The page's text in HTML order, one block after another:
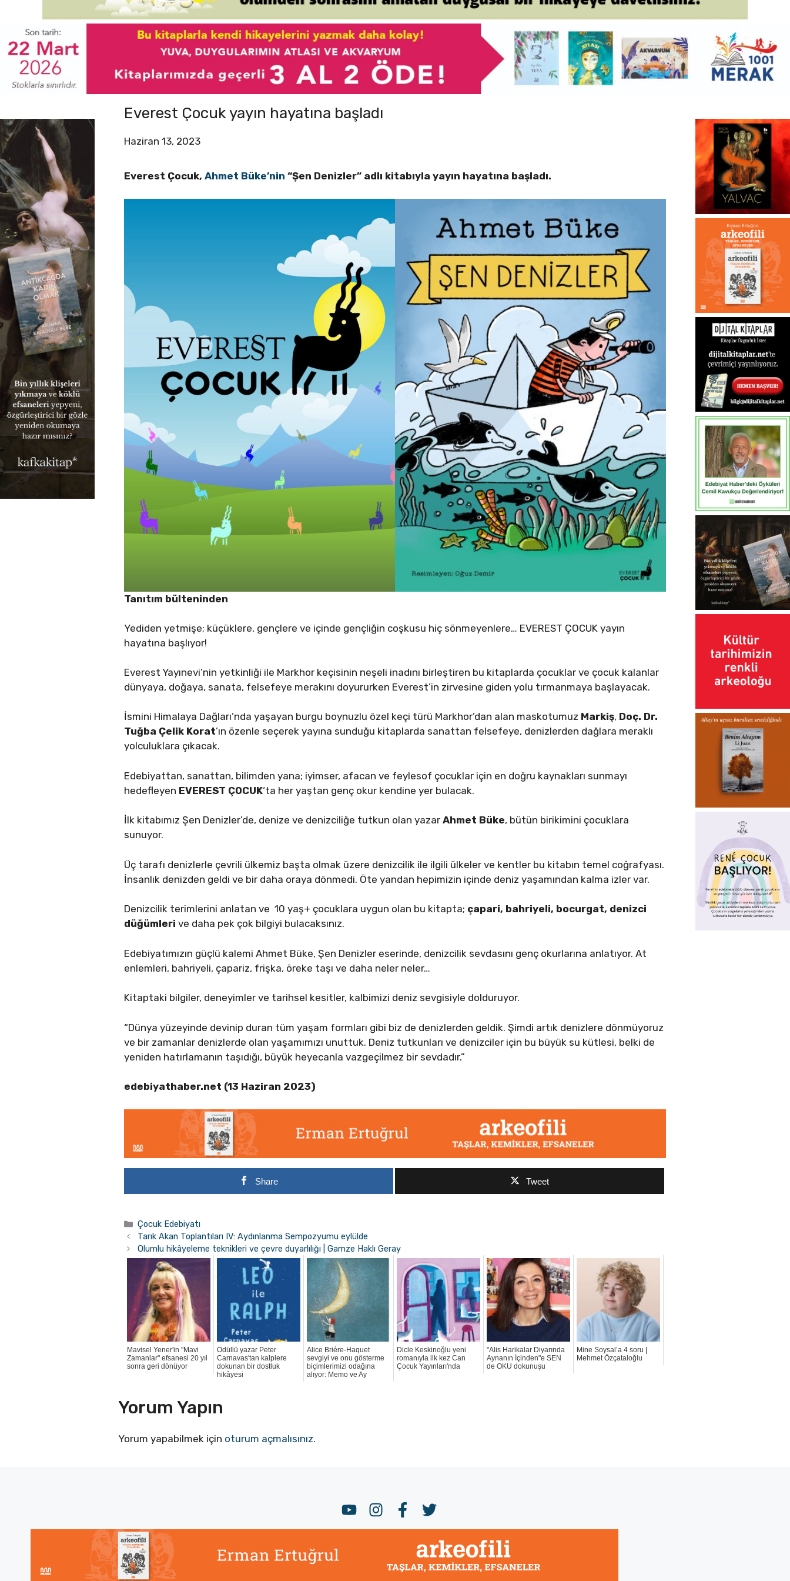
Everest Çocuk yayın hayatına başladı
Haziran 13, 2023
Everest Çocuk,Ahmet Büke’nin “Şen Denizler” adlı kitabıyla yayın hayatına başladı.
Tanıtım bülteninden
Yediden yetmişe; küçüklere, gençlere ve içinde gençliğin coşkusu hiç sönmeyenlere… EVEREST ÇOCUK yayın
hayatına başlıyor!
Everest Yayınevi’nin yetkinliği ile Markhor keçisinin neşeli inadını birleştiren bu kitaplarda çocuklar ve çocuk kalanlar
dünyaya, doğaya, sanata, felsefeye merakını doyururken Everest’in zirvesine giden yolu tırmanmaya başlayacak.
İsmini Himalaya Dağları’nda yaşayan burgu boynuzlu özel keçi türü Markhor’dan alan maskotumuz Markiş, Doç. Dr.
Tuğba Çelik Korat’ın özenle seçerek yayına sunduğu kitaplarda sanattan felsefeye, denizlerden dağlara meraklı
yolculuklara çıkacak.
Edebiyattan, sanattan, bilimden yana; iyimser, afacan ve feylesof çocuklar için en doğru kaynakları sunmayı
hedefleyen EVEREST ÇOCUK‘ta her yaştan genç okur kendine yer bulacak.
İlk kitabımız Şen Denizler’de, denize ve denizciliğe tutkun olan yazarAhmet Büke, bütün birikimini çocuklara
sunuyor.
Üç tarafı denizlerle çevrili ülkemiz başta olmak üzere denizcilik ile ilgili ülkeler ve kentler bu kitabın temel coğrafyası.
İnsanlık denizden geldi ve bir daha oraya dönmedi. Öte yandan hepimizin içinde deniz yaşamından kalma izler var.
Denizcilik terimlerini anlatan ve 10 yaş+ çocuklara uygun olan bu kitapta; çapari, bahriyeli, bocurgat, denizci
düğümleri ve daha pek çok bilgiyi bulacaksınız.
Edebiyatımızın güçlü kalemi Ahmet Büke, Şen Denizler eserinde, denizcilik sevdasını genç okurlarına anlatıyor. At
enlemleri, bahriyeli, çapariz, frişka, öreke taşı ve daha neler neler…
Kitaptaki bilgiler, deneyimler ve tarihsel kesitler, kalbimizi deniz sevgisiyle dolduruyor.
“Dünya yüzeyinde devinip duran tüm yaşam formları gibi biz de denizlerden geldik. Şimdi artık denizlere dönmüyoruz
ve bir zamanlar denizlerde olan yaşamımızı unuttuk. Deniz tutkunları ve denizciler için bu büyük su kütlesi, belki de
yeniden hatırlamanın taşıdığı, büyük heyecanla vazgeçilmez bir sevdadır.”
edebiyathaber.net (13 Haziran 2023)
Share Tweet
Kategoriler
Çocuk Edebiyatı
Tarık Akan Toplantıları IV: Aydınlanma Sempozyumu eylülde
Olumlu hikâyeleme teknikleri ve çevre duyarlılığı | Gamze Haklı Geray
Mavisel Yener'in "Mavi
Zamanlar" efsanesi 20 yıl
sonra geri dönüyor
Ödüllü yazar Peter
Carnavas'tan kalplere
dokunan bir dostluk
hikâyesi
Alice Briére-Haquet
sevgiyi ve onu gösterme
biçimlerimizi odağına
alıyor: Memo ve Ay
Dicle Keskinoğlu yeni
romanıyla ilk kez Can
Çocuk Yayınları'nda
"Alis Harikalar Diyarında
Aynanın İçinden"e SEN
de OKU dokunuşu
Mine Soysal’a 4 soru |
Mehmet Özçataloğlu
Yorum Yapın
Yorum yapabilmek için oturum açmalısınız.